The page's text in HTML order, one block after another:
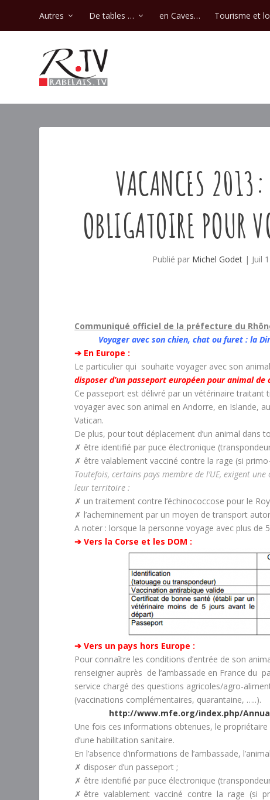
Autres De tables … en Caves… Tourisme et
VACANCES 2013:
OBLIGATOIRE POUR
Publié par Michel Godet | Juil
Communiqué officiel de la préfecture du
Voyager avec son chien, chat ou furet : la
➔ En Europe :
Le particulier qui souhaite voyager avec son
disposer d’un passeport européen pour animal de
Ce passeport est délivré par un vétérinaire traitant
voyager avec son animal en Andorre, en Islande,
Vatican.
De plus, pour tout déplacement d’un animal dans
✗ être identifié par puce électronique
✗ être valablement vacciné contre la rage (si
Toutefois, certains pays membre de l’UE, exigent
leur territoire :
✗ un traitement contre l’échinococcose pour le
✗ l’acheminement par un moyen de transport
A noter : lorsque la personne voyage avec plus de
➔ Vers la Corse et les DOM :
➔ Vers un pays hors Europe :
Pour connaître les conditions d’entrée de son
renseigner auprès de l’ambassade en France du
service chargé des questions agricoles/agro-
(vaccinations complémentaires, quarantaine, …..).
http://www.mfe.org/index.php/
Une fois ces informations obtenues, le
d’une habilitation sanitaire.
En l’absence d’informations de l’ambassade,
✗ disposer d’un passeport ;
✗ être identifié par puce électronique
✗ être valablement vacciné contre la rage (si